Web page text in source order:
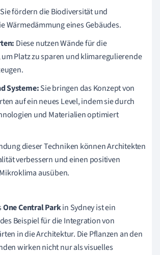
Sie fördern die Biodiversität und
Wärmedämmung eines Gebäudes.
Diese nutzen Wände für die
Platz zu sparen und klimaregulierende
Systeme:Sie bringen das Konzept von
auf ein neues Level, indem sie durch
und Materialien optimiert
dieser Techniken können Architekten
verbessern und einen positiven
ausüben.
One Central Parkin Sydney ist ein
Beispiel für die Integration von
in die Architektur. Die Pflanzen an den
wirken nicht nur als visuelles